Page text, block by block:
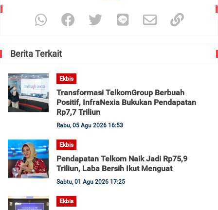
Berita Terkait
Ekbis
Transformasi TelkomGroup Berbuah
Positif, InfraNexia Bukukan Pendapatan
Rp7,7 Triliun
Rabu, 05 Agu 2026 16:53
Ekbis
Pendapatan Telkom Naik Jadi Rp75,9
Triliun, Laba Bersih Ikut Menguat
Sabtu, 01 Agu 2026 17:25
Ekbis